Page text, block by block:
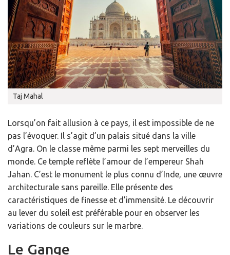
Taj Mahal
Lorsqu’on fait allusion à ce pays, il est impossible de ne
pas l’évoquer. Il s’agit d’un palais situé dans la ville
d’Agra. On le classe même parmi les sept merveilles du
monde. Ce temple reflète l’amour de l’empereur Shah
Jahan. C’est le monument le plus connu d’Inde, une œuvre
architecturale sans pareille. Elle présente des
caractéristiques de finesse et d’immensité. Le découvrir
au lever du soleil est préférable pour en observer les
variations de couleurs sur le marbre.
Le Gange